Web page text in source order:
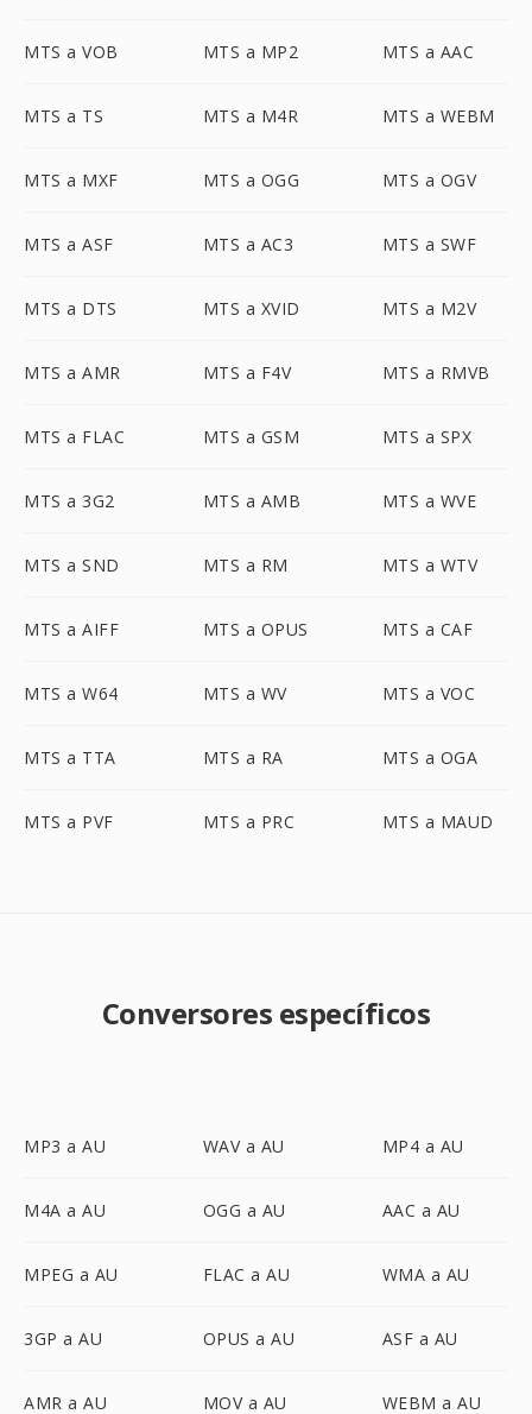
MTS a VOB MTS a MP2 MTS a AAC
MTS a TS MTS a M4R MTS a WEBM
MTS a MXF MTS a OGG MTS a OGV
MTS a ASF MTS a AC3 MTS a SWF
MTS a DTS MTS a XVID MTS a M2V
MTS a AMR MTS a F4V MTS a RMVB
MTS a FLAC MTS a GSM MTS a SPX
MTS a 3G2 MTS a AMB MTS a WVE
MTS a SND MTS a RM MTS a WTV
MTS a AIFF MTS a OPUS MTS a CAF
MTS a W64 MTS a WV MTS a VOC
MTS a TTA MTS a RA MTS a OGA
MTS a PVF MTS a PRC MTS a MAUD
Conversores específicos
MP3 a AU WAV a AU MP4 a AU
M4A a AU OGG a AU AAC a AU
MPEG a AU FLAC a AU WMA a AU
3GP a AU OPUS a AU ASF a AU
AMR a AU MOV a AU WEBM a AU